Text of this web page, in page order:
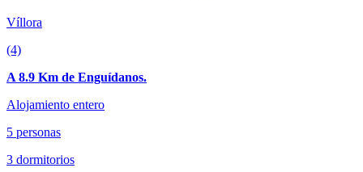
Víllora
(4)
A 8.9 Km de Enguídanos.
Alojamiento entero
5 personas
3 dormitorios